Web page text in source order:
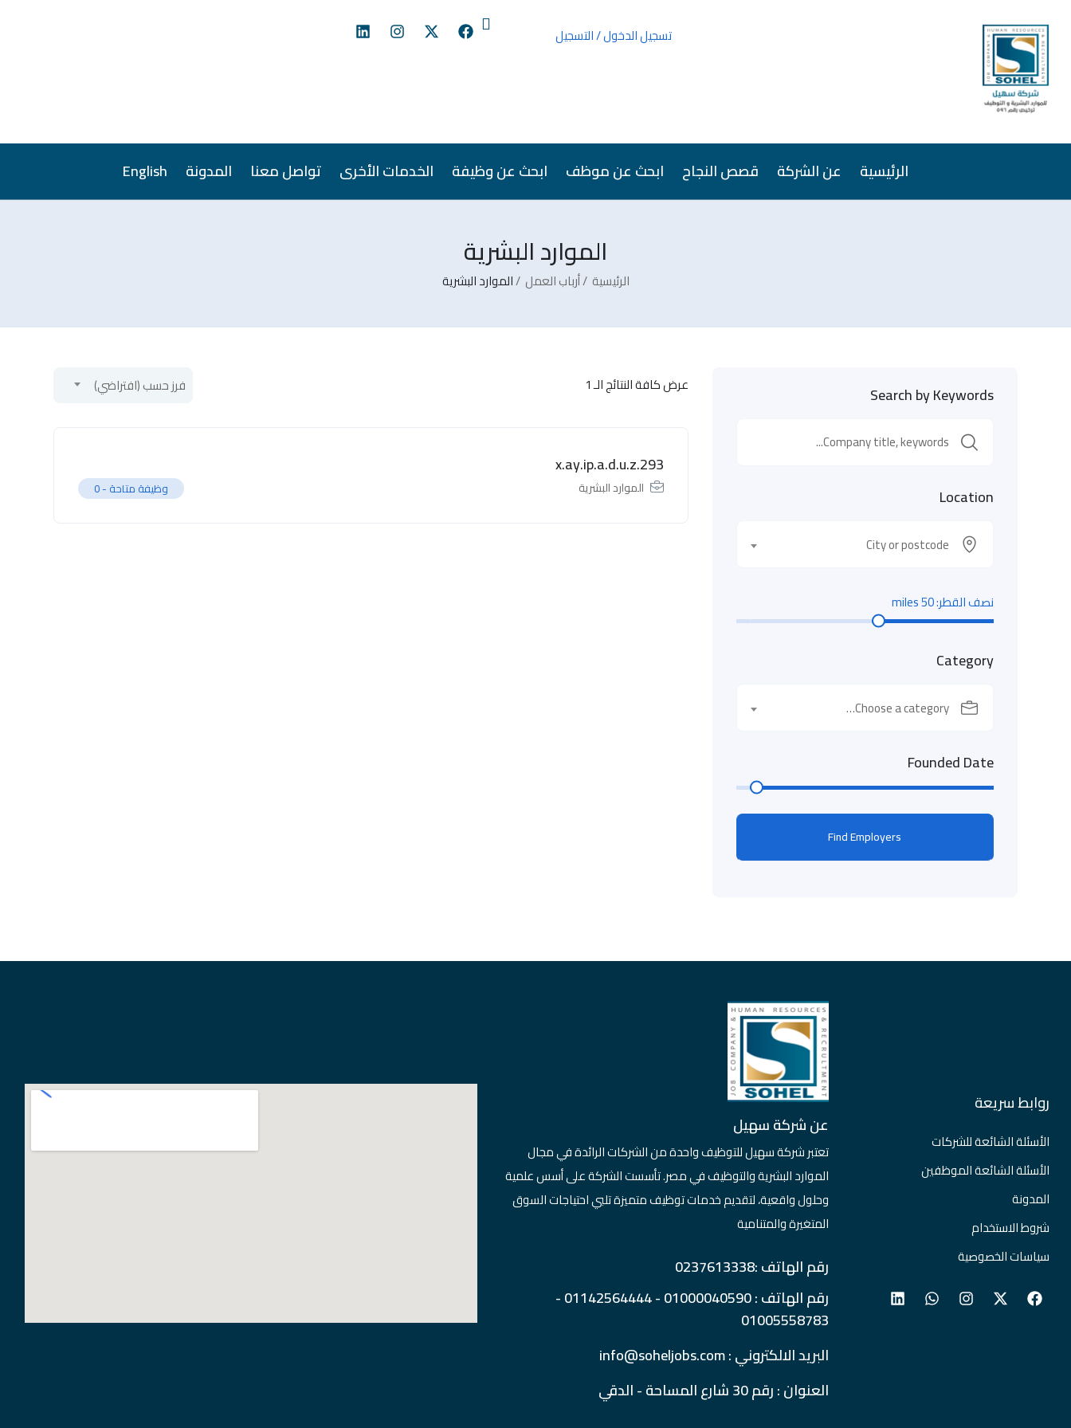
تسجيل الدخول/التسجيل
الرئيسية عن الشركة قصص النجاح ابحث عن موظف ابحث عن وظيفة الخدمات الأخرى تواصل معنا المدونة English
الموارد البشرية
الرئيسية أرباب العمل الموارد البشرية
Search by Keywords
Location
City or postcode
نصف القطر:50
Category
Choose a category…
Founded Date
Find Employers
عرض كافة النتائج الـ 1 فرز حسب (افتراضي)
x.ay.ip.a.d.u.z.293
الموارد البشرية وظيفة متاحة -0
روابط سريعة
الأسئلة الشائعة للشركات
الأسئلة الشائعة الموظفين
المدونة
شروط الاستخدام
سياسات الخصوصية
عن شركة سهيل
تعتبر شركة سهيل للتوظيف واحدة من الشركات الرائدة في مجال
الموارد البشرية والتوظيف في مصر. تأسست الشركة على أسس علمية
وحلول واقعية، لتقديم خدمات توظيف متميزة تلبي احتياجات السوق
المتغيرة والمتنامية
رقم الهاتف :0237613338
رقم الهاتف : 01000040590 - 01142564444 -
01005558783
البريد الالكتروني : info@soheljobs.com
العنوان : رقم 30 شارع المساحة - الدقي